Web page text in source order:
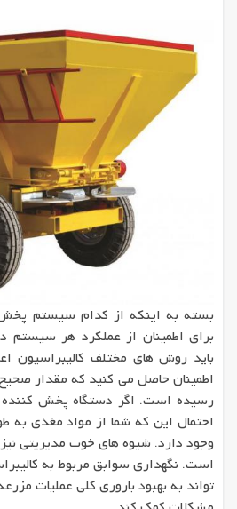
بسته به اینکه از کدام سیستم
برای اطمینان از عملکرد هر سیستم
باید روش های مختلف کالیبراسیون
اطمینان حاصل می کنید که مقدار
رسیده است. اگر دستگاه پخش کننده
احتمال این که شما از مواد مغذی به
وجود دارد. شیوه های خوب مدیریتی
است. نگهداری سوابق مربوط به
تواند به بهبود باروری کلی عملیات